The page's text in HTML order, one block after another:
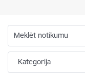
Meklēt notikumu
Kategorija